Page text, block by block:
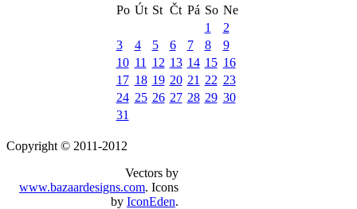
Po Út St Čt Pá So Ne
1
2
3
4 5 6 7 8
9
10 11 12 13 14 15 16
17 18 19 20 21 22 23
24 25 26 27 28 29 30
31
Copyright © 2011-2012
Vectors by
www.bazaardesigns.com. Icons
by IconEden.